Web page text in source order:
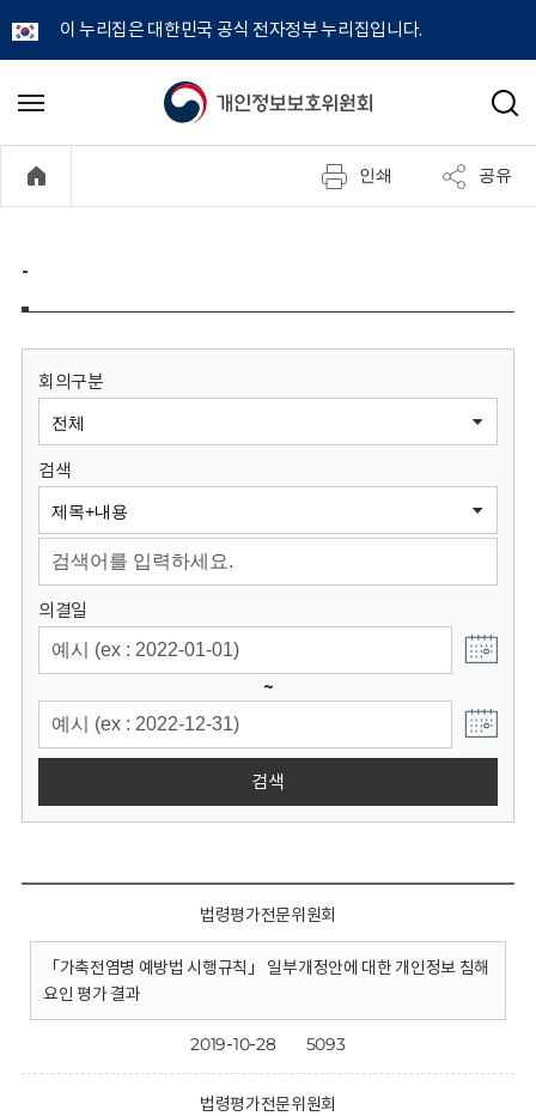
이 누리집은 대한민국 공식 전자정부 누리집입니다.
개
정
보
원
회
메
기
검
인쇄 공유
-
회의구분
검색
의결일
~
검색
법령평가전문위원회
「가축전염병 예방법 시행규칙」 일부개정안에 대한 개인정보 침해
요인 평가 결과
2019-10-28 5093
법령평가전문위원회